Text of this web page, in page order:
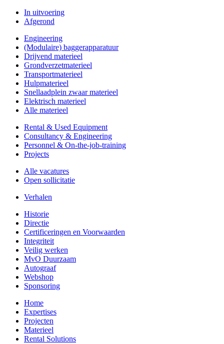
In uitvoering
Afgerond
Engineering
(Modulaire) baggerapparatuur
Drijvend materieel
Grondverzetmaterieel
Transportmaterieel
Hulpmaterieel
Snellaadplein zwaar materieel
Elektrisch materieel
Alle materieel
Rental & Used Equipment
Consultancy & Engineering
Personnel & On-the-job-training
Projects
Alle vacatures
Open sollicitatie
Verhalen
Historie
Directie
Certificeringen en Voorwaarden
Integriteit
Veilig werken
MvO Duurzaam
Autograaf
Webshop
Sponsoring
Home
Expertises
Projecten
Materieel
Rental Solutions